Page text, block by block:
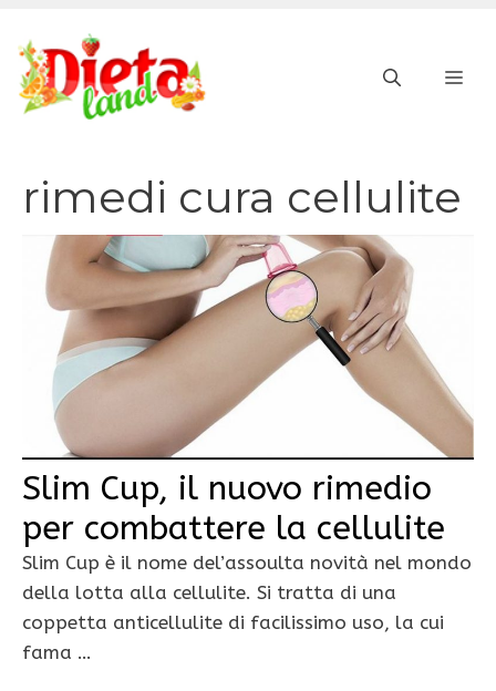
contenuto
rimedi cura cellulite
Slim Cup, il nuovo rimedio
per combattere la cellulite
Slim Cup è il nome del’assoulta novità nel mondo
della lotta alla cellulite. Si tratta di una
coppetta anticellulite di facilissimo uso, la cui
fama …